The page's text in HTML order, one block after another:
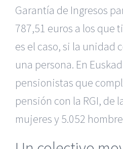
Garantía de Ingresos
787,51 euros a los que
es el caso, si la unidad
una persona. En
pensionistas que
pensión con la RGI, de
mujeres y 5.052